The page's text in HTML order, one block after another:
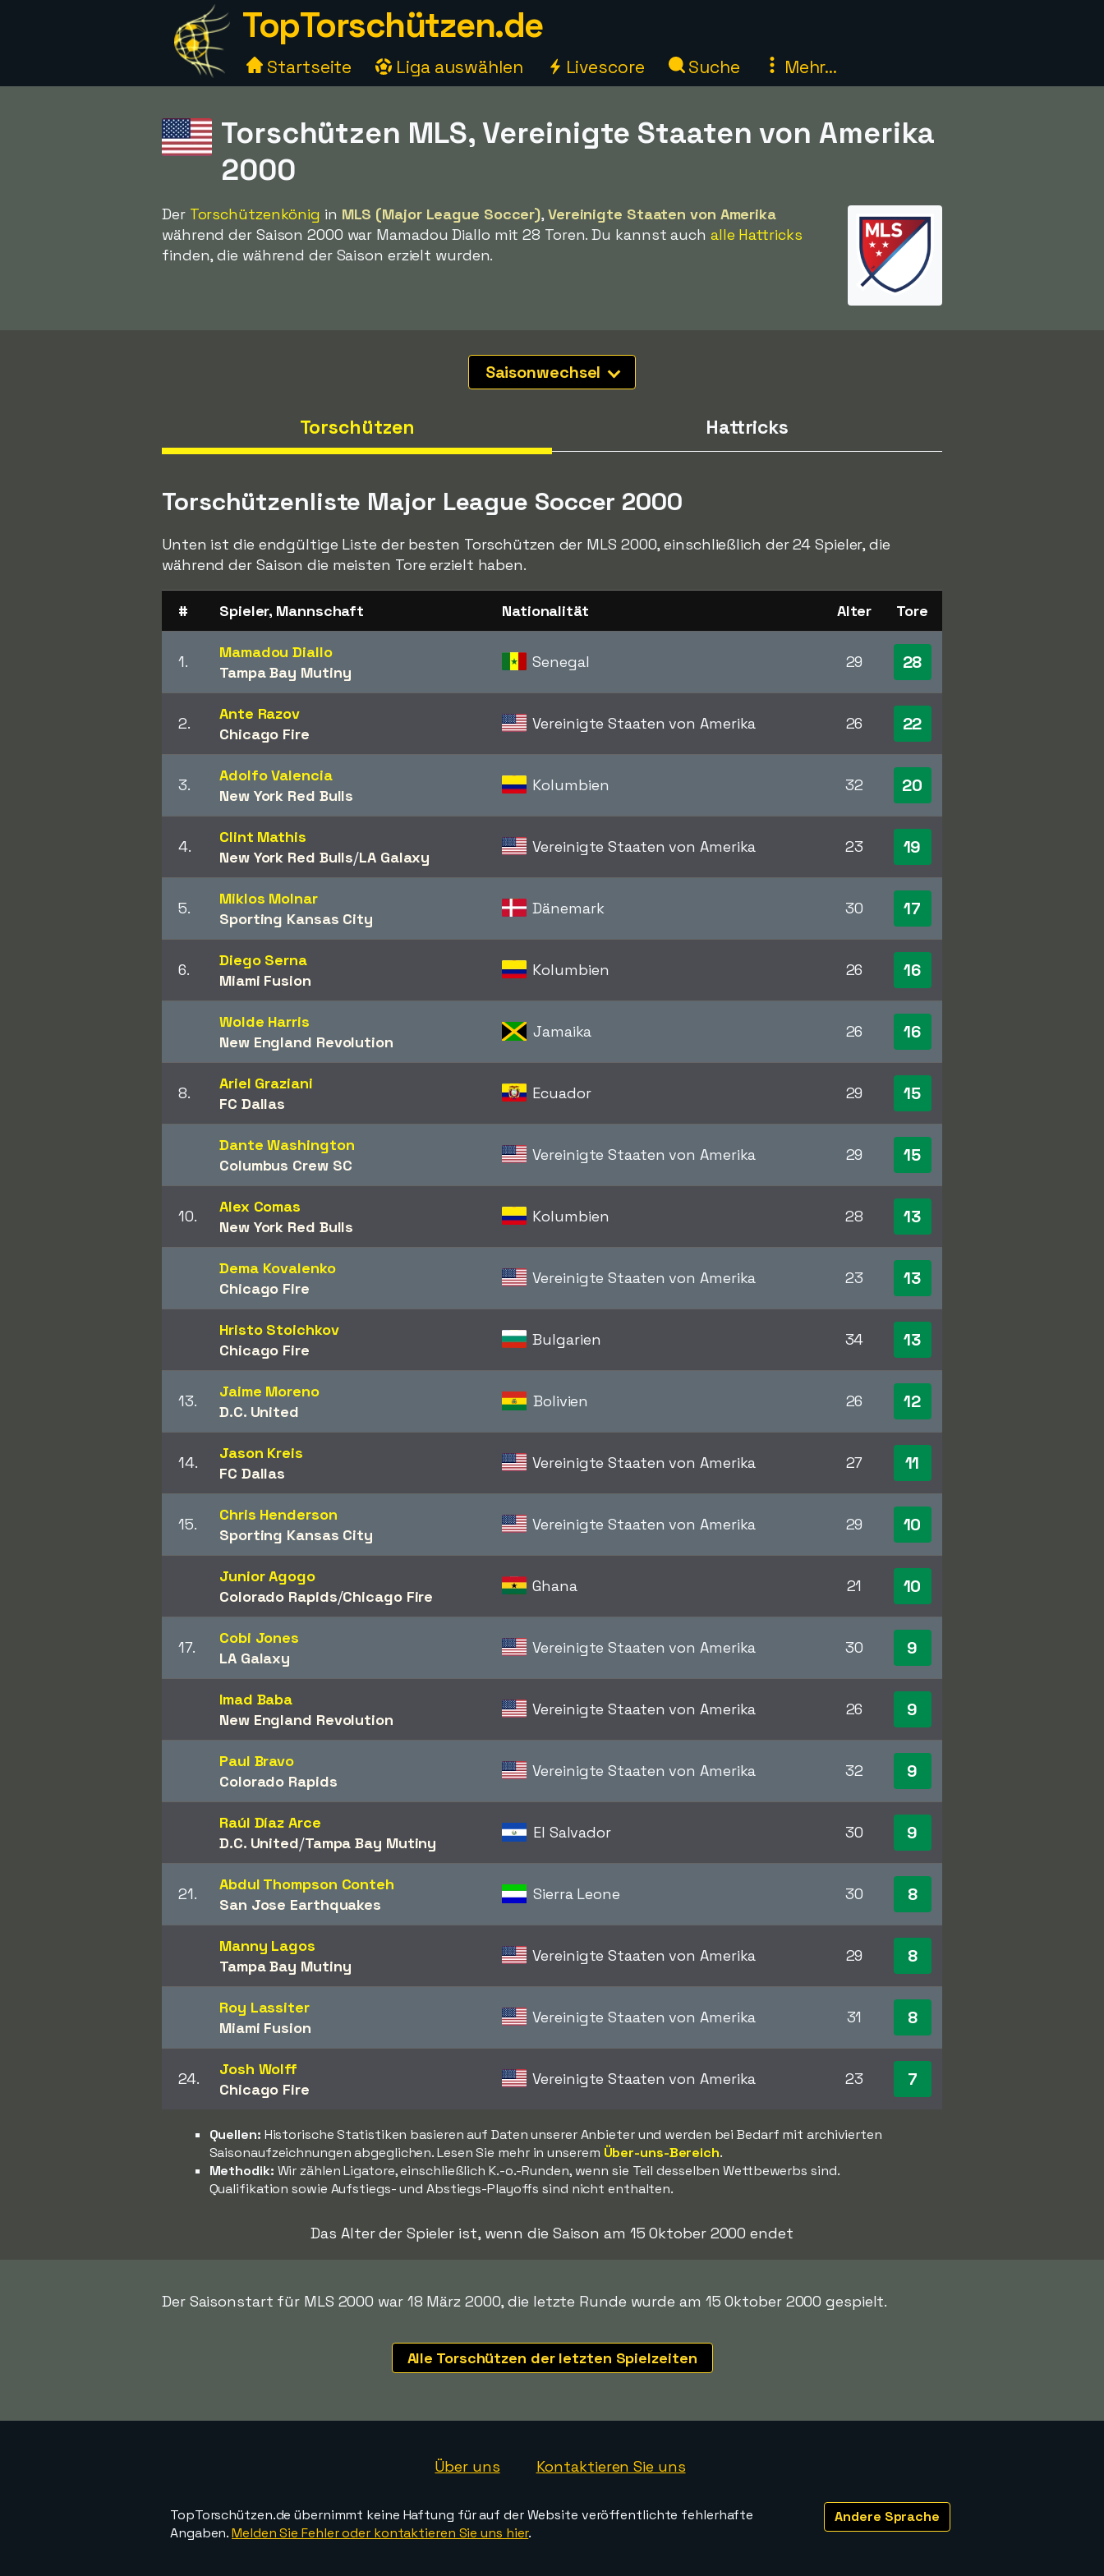
TopTorschützen.de
Startseite Liga auswählen Livescore Suche Mehr...
Torschützen MLS, Vereinigte Staaten von Amerika
2000
Der Torschützenkönig in MLS (Major League Soccer), Vereinigte Staaten von Amerika
während der Saison 2000 war Mamadou Diallo mit 28 Toren. Du kannst auch alle Hattricks
finden, die während der Saison erzielt wurden.
Saisonwechsel
Torschützen Hattricks
Torschützenliste Major League Soccer 2000
Unten ist die endgültige Liste der besten Torschützen der MLS 2000, einschließlich der 24 Spieler, die
während der Saison die meisten Tore erzielt haben.
# Spieler, Mannschaft Nationalität Alter Tore
1.
Mamadou Diallo
Tampa Bay Mutiny
Senegal 29 28
2.
Ante Razov
Chicago Fire
Vereinigte Staaten von Amerika 26 22
3.
Adolfo Valencia
New York Red Bulls
Kolumbien 32 20
4.
Clint Mathis
New York Red Bulls/​LA Galaxy
Vereinigte Staaten von Amerika 23 19
5.
Miklos Molnar
Sporting Kansas City
Dänemark 30 17
6.
Diego Serna
Miami Fusion
Kolumbien 26 16
Wolde Harris
New England Revolution
Jamaika 26 16
8.
Ariel Graziani
FC Dallas
Ecuador 29 15
Dante Washington
Columbus Crew SC
Vereinigte Staaten von Amerika 29 15
10.
Alex Comas
New York Red Bulls
Kolumbien 28 13
Dema Kovalenko
Chicago Fire
Vereinigte Staaten von Amerika 23 13
Hristo Stoichkov
Chicago Fire
Bulgarien 34 13
13.
Jaime Moreno
D.C. United
Bolivien 26 12
14.
Jason Kreis
FC Dallas
Vereinigte Staaten von Amerika 27 11
15.
Chris Henderson
Sporting Kansas City
Vereinigte Staaten von Amerika 29 10
Junior Agogo
Colorado Rapids/​Chicago Fire
Ghana 21 10
17.
Cobi Jones
LA Galaxy
Vereinigte Staaten von Amerika 30 9
Imad Baba
New England Revolution
Vereinigte Staaten von Amerika 26 9
Paul Bravo
Colorado Rapids
Vereinigte Staaten von Amerika 32 9
Raúl Díaz Arce
D.C. United/​Tampa Bay Mutiny
El Salvador 30 9
21.
Abdul Thompson Conteh
San Jose Earthquakes
Sierra Leone 30 8
Manny Lagos
Tampa Bay Mutiny
Vereinigte Staaten von Amerika 29 8
Roy Lassiter
Miami Fusion
Vereinigte Staaten von Amerika 31 8
24.
Josh Wolff
Chicago Fire
Vereinigte Staaten von Amerika 23 7
Quellen: Historische Statistiken basieren auf Daten unserer Anbieter und werden bei Bedarf mit archivierten
Saisonaufzeichnungen abgeglichen. Lesen Sie mehr in unserem Über-uns-Bereich.
Methodik: Wir zählen Ligatore, einschließlich K.-o.-Runden, wenn sie Teil desselben Wettbewerbs sind.
Qualifikation sowie Aufstiegs- und Abstiegs-Playoffs sind nicht enthalten.
Das Alter der Spieler ist, wenn die Saison am 15 Oktober 2000 endet
Der Saisonstart für MLS 2000 war 18 März 2000, die letzte Runde wurde am 15 Oktober 2000 gespielt.
Alle Torschützen der letzten Spielzeiten
Über uns Kontaktieren Sie uns
Andere Sprache
TopTorschützen.de übernimmt keine Haftung für auf der Website veröffentlichte fehlerhafte
Angaben.Melden Sie Fehler oder kontaktieren Sie uns hier.